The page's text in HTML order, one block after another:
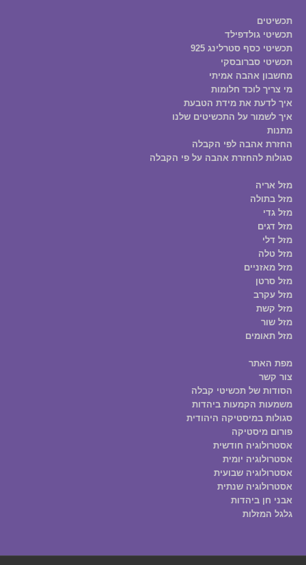
תכשיטים
תכשיטי גולדפילד
תכשיטי כסף סטרלינג 925
תכשיטי סברובסקי
מחשבון אהבה אמיתי
מי צריך לוכד חלומות
איך לדעת את מידת הטבעת
איך לשמור על התכשיטים שלנו
מתנות
החזרת אהבה לפי הקבלה
סגולות להחזרת אהבה על פי הקבלה
מזל אריה
מזל בתולה
מזל גדי
מזל דגים
מזל דלי
מזל טלה
מזל מאזניים
מזל סרטן
מזל עקרב
מזל קשת
מזל שור
מזל תאומים
מפת האתר
צור קשר
הסודות של תכשיטי קבלה
משמעות הקמעות ביהדות
סגולות במיסטיקה היהודית
פורום מיסטיקה
אסטרולוגיה חודשית
אסטרולוגיה יומית
אסטרולוגיה שבועית
אסטרולוגיה שנתית
אבני חן ביהדות
גלגל המזלות